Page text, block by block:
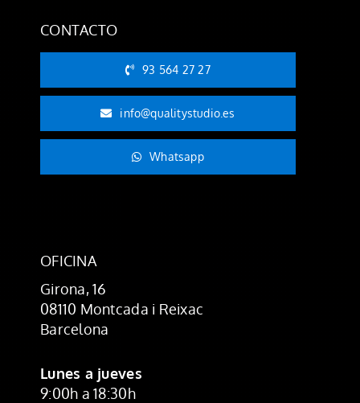
CONTACTO
93 564 27 27
info@qualitystudio.es
Whatsapp
OFICINA
Girona, 16
08110 Montcada i Reixac
Barcelona
Lunes a jueves
9:00h a 18:30h